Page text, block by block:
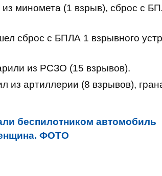
миномета (1 взрыв), сброс с
сброс с БПЛА 1 взрывного
из РСЗО (15 взрывов).
из артиллерии (8 взрывов),
беспилотником автомобиль
ФОТО